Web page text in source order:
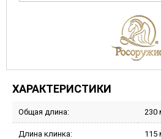
ХАРАКТЕРИСТИКИ
Общая длина: 230
Длина клинка: 115